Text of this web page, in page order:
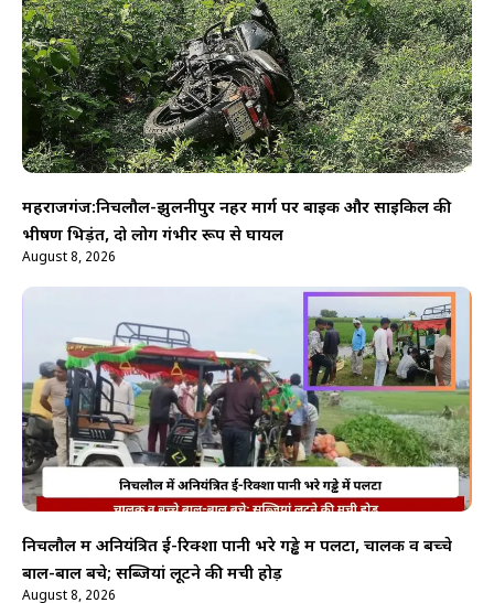
महराजगंज:निचलौल-झुलनीपुर नहर मार्ग पर बाइक और साइकिल की
भीषण भिड़ंत, दो लोग गंभीर रूप से घायल
August 8, 2026
निचलौल में अनियंत्रित ई-रिक्शा पानी भरे गड्ढे में पलटा, चालक व बच्चे
बाल-बाल बचे; सब्जियां लूटने की मची होड़
August 8, 2026